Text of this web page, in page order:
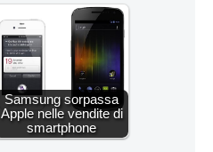
Samsung sorpassa
Apple nelle vendite di
smartphone